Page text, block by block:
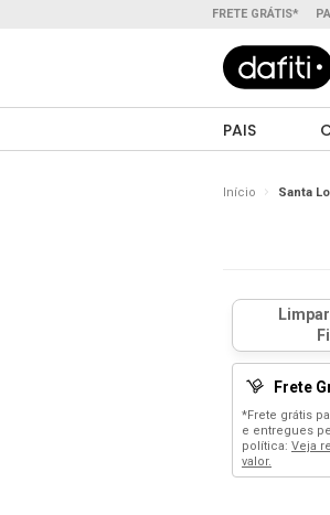
FRETE GRÁTIS*
PAIS
Início Santa
Frete
*Frete grátis
e entregues
política: Veja
valor.